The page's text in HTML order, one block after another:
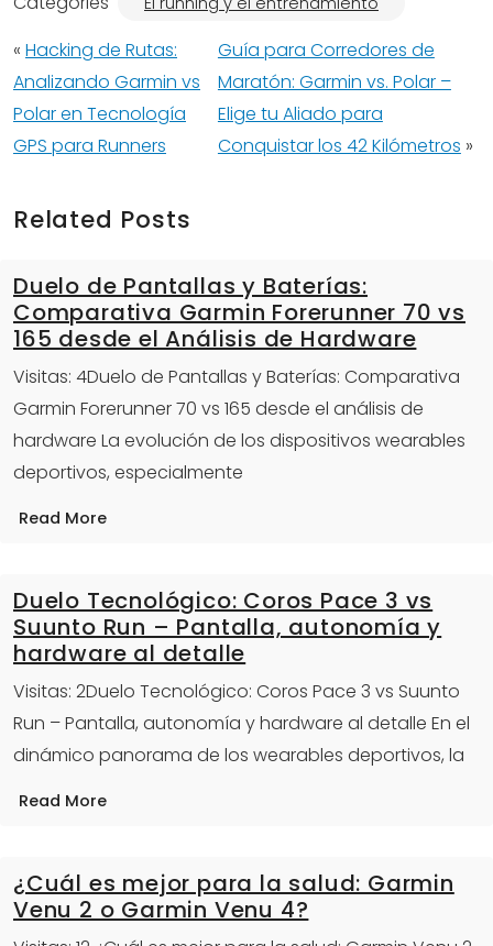
« Hacking de Rutas:
Analizando Garmin vs
Polar en Tecnología
GPS para Runners
Guía para Corredores de
Maratón: Garmin vs. Polar –
Elige tu Aliado para
Conquistar los 42 Kilómetros »
Related Posts
Duelo de Pantallas y Baterías:
Comparativa Garmin Forerunner 70 vs
165 desde el Análisis de Hardware
Visitas: 4Duelo de Pantallas y Baterías: Comparativa
Garmin Forerunner 70 vs 165 desde el análisis de
hardware La evolución de los dispositivos wearables
deportivos, especialmente
Read More
Duelo Tecnológico: Coros Pace 3 vs
Suunto Run – Pantalla, autonomía y
hardware al detalle
Visitas: 2Duelo Tecnológico: Coros Pace 3 vs Suunto
Run – Pantalla, autonomía y hardware al detalle En el
dinámico panorama de los wearables deportivos, la
Read More
¿Cuál es mejor para la salud: Garmin
Venu 2 o Garmin Venu 4?